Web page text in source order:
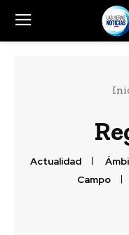
Actualidad
Campo